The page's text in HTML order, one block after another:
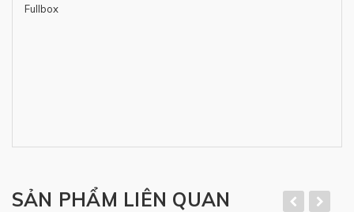
Fullbox
SẢN PHẨM LIÊN QUAN